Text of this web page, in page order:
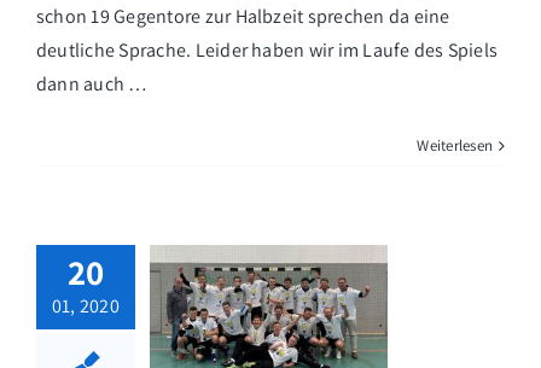
schon 19 Gegentore zur Halbzeit sprechen da eine
deutliche Sprache. Leider haben wir im Laufe des Spiels
dann auch …
Weiterlesen
20
01, 2020